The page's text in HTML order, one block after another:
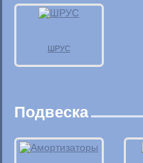
ШРУС
Подвеска